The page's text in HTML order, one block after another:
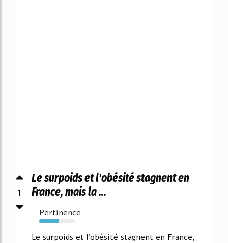
1
Le surpoids et l'obésité stagnent en
France, mais la ...
Pertinence
55%
Le surpoids et l'obésité stagnent en France,